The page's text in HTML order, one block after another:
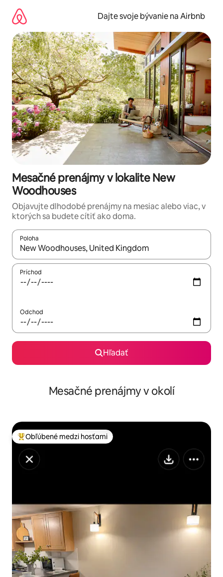
obsah.
Dajte svoje bývanie na Airbnb
Mesačné prenájmy v lokalite New
Woodhouses
Objavujte dlhodobé prenájmy na mesiac alebo viac, v
ktorých sa budete cítiť ako doma.
Poloha
Keď budú výsledky k dispozícii, môžete si ich prechádzať
Príchod
Odchod
Hľadať
Mesačné prenájmy v okolí
Najobľúbenejšie medzi hosťami
Obľúbené medzi hosťami